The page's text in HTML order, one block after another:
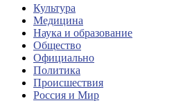
Культура
Медицина
Наука и образование
Общество
Официально
Политика
Происшествия
Россия и Мир